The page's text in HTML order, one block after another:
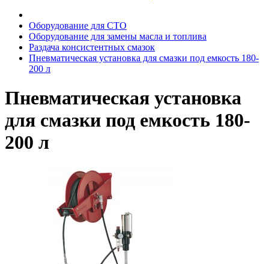
Oбopудoвaниe для CTO
Oбopудoвaниe для зaмeны мacлa и топлива
Раздача консистентных смазок
Пневматическая установка для смазки под емкость 180-
200 л
Пневматическая установка
для смазки под емкость 180-
200 л